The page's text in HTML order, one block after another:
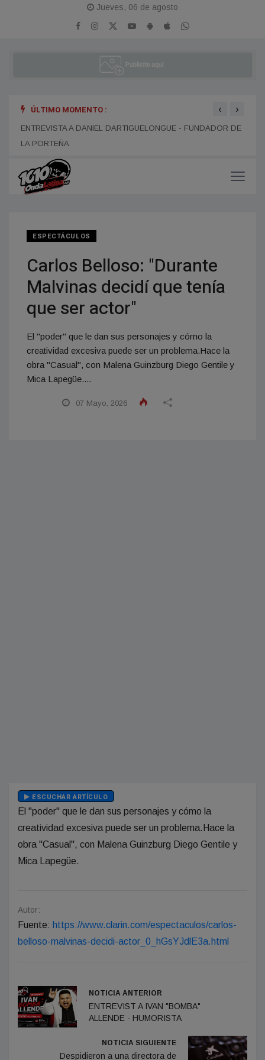
Jueves, 06 de agosto
ÚLTIMO MOMENTO :
ENTREVISTA A DANIEL DARTIGUELONGUE - FUNDADOR DE
LA PORTEÑA
ENTREVISTA A ALEJANDRO KIM
‹ ›
ESPECTÁCULOS
Carlos Belloso: "Durante
Malvinas decidí que tenía
que ser actor"
El "poder" que le dan sus personajes y cómo la
creatividad excesiva puede ser un problema.Hace la
obra "Casual", con Malena Guinzburg Diego Gentile y
Mica Lapegüe....
07 Mayo, 2026
ESCUCHAR ARTÍCULO
El "poder" que le dan sus personajes y cómo la
creatividad excesiva puede ser un problema.Hace la
obra "Casual", con Malena Guinzburg Diego Gentile y
Mica Lapegüe.
Autor:
Fuente: https://www.clarin.com/espectaculos/carlos-
belloso-malvinas-decidi-actor_0_hGsYJdlE3a.html
NOTICIA ANTERIOR
ENTREVIST A IVAN "BOMBA"
ALLENDE - HUMORISTA
NOTICIA SIGUIENTE
Despidieron a una directora de